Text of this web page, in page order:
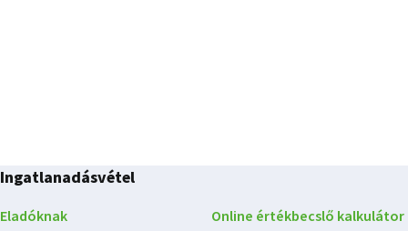
Ingatlanadásvétel
Eladóknak
Online értékbecslő kalkulátor